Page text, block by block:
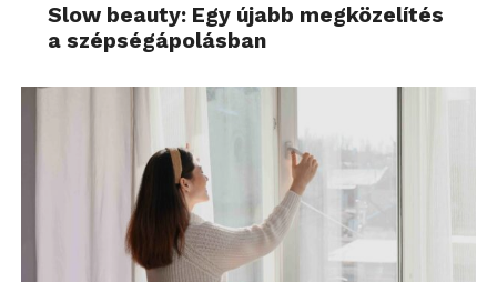
Slow beauty: Egy újabb megközelítés
a szépségápolásban